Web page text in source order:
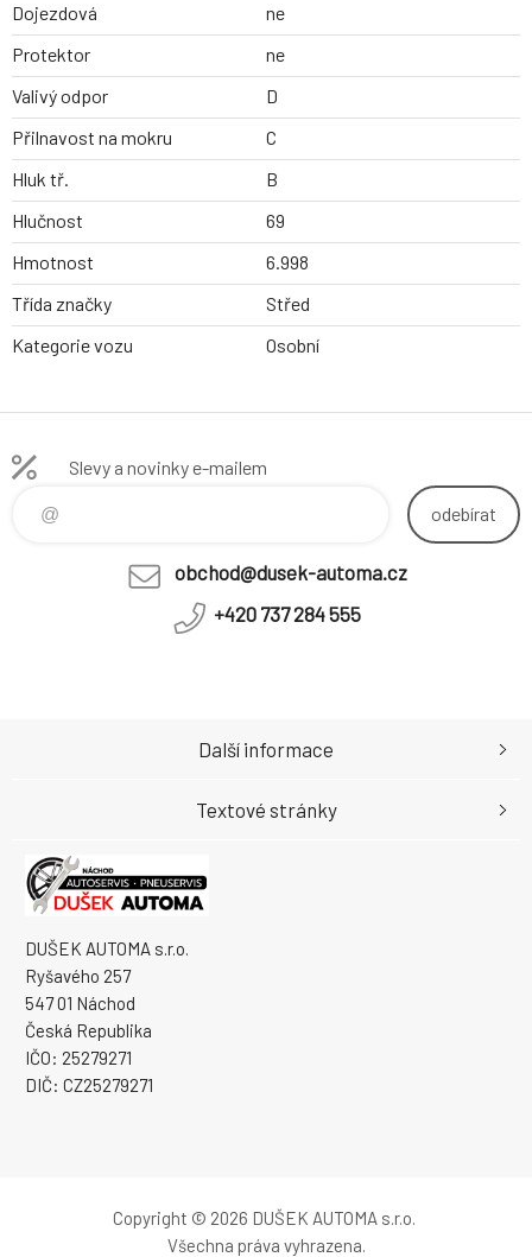
Dojezdová
ne
Protektor
ne
Valivý odpor
D
Přilnavost na mokru
C
Hluk tř.
B
Hlučnost
69
Hmotnost
6.998
Třída značky
Střed
Kategorie vozu
Osobní
Slevy a novinky e-mailem
odebírat
obchod@dusek-automa.cz
+420 737 284 555
DUŠEK AUTOMA s.r.o.
Ryšavého 257
547 01 Náchod
Česká Republika
IČO: 25279271
DIČ: CZ25279271
Další informace
Textové stránky
Copyright © 2026 DUŠEK AUTOMA s.r.o.
Všechna práva vyhrazena.